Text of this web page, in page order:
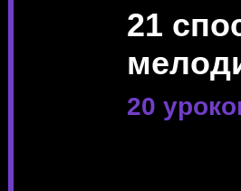
20
21